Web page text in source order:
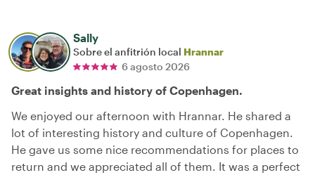
Sally
Sobre el anfitrión local Hrannar
6 agosto 2026
Great insights and history of Copenhagen.
We enjoyed our afternoon with Hrannar. He shared a
lot of interesting history and culture of Copenhagen.
He gave us some nice recommendations for places to
return and we appreciated all of them. It was a perfect